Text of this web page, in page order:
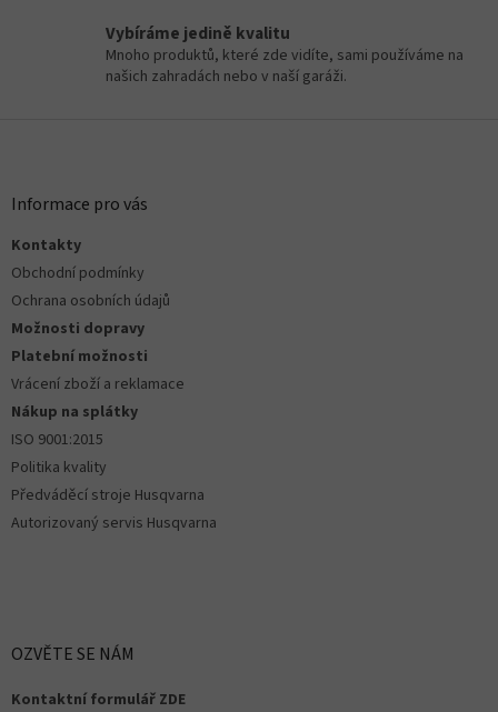
v
k
y
v
Vybíráme jedině kvalitu
Mnoho produktů, které zde vidíte, sami používáme na
našich zahradách nebo v naší garáži.
Informace pro vás
Kontakty
Obchodní podmínky
Ochrana osobních údajů
Možnosti dopravy
Platební možnosti
Vrácení zboží a reklamace
Nákup na splátky
ISO 9001:2015
Politika kvality
Předváděcí stroje Husqvarna
Autorizovaný servis Husqvarna
OZVĚTE SE NÁM
Kontaktní formulář ZDE